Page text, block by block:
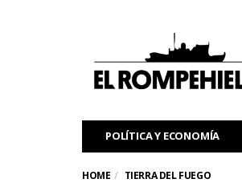
POLÍTICA Y ECONOMÍA
HOME TIERRA DEL FUEGO